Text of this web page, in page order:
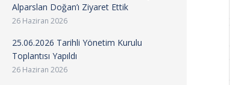
Alparslan Doğan’ı Ziyaret Ettik
26 Haziran 2026
25.06.2026 Tarihli Yönetim Kurulu
Toplantısı Yapıldı
26 Haziran 2026